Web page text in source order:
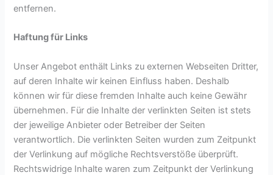
entfernen.
Haftung für Links
Unser Angebot enthält Links zu externen Webseiten Dritter,
auf deren Inhalte wir keinen Einfluss haben. Deshalb
können wir für diese fremden Inhalte auch keine Gewähr
übernehmen. Für die Inhalte der verlinkten Seiten ist stets
der jeweilige Anbieter oder Betreiber der Seiten
verantwortlich. Die verlinkten Seiten wurden zum Zeitpunkt
der Verlinkung auf mögliche Rechtsverstöße überprüft.
Rechtswidrige Inhalte waren zum Zeitpunkt der Verlinkung